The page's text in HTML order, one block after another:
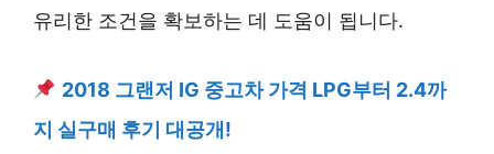
유리한 조건을 확보하는 데 도움이 됩니다.
2018 그랜저 IG 중고차 가격 LPG부터 2.4까
지 실구매 후기 대공개!